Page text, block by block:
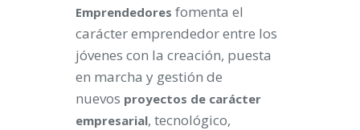
Emprendedores fomenta el
carácter emprendedor entre los
jóvenes con la creación, puesta
en marcha y gestión de
nuevos proyectos de carácter
empresarial, tecnológico,